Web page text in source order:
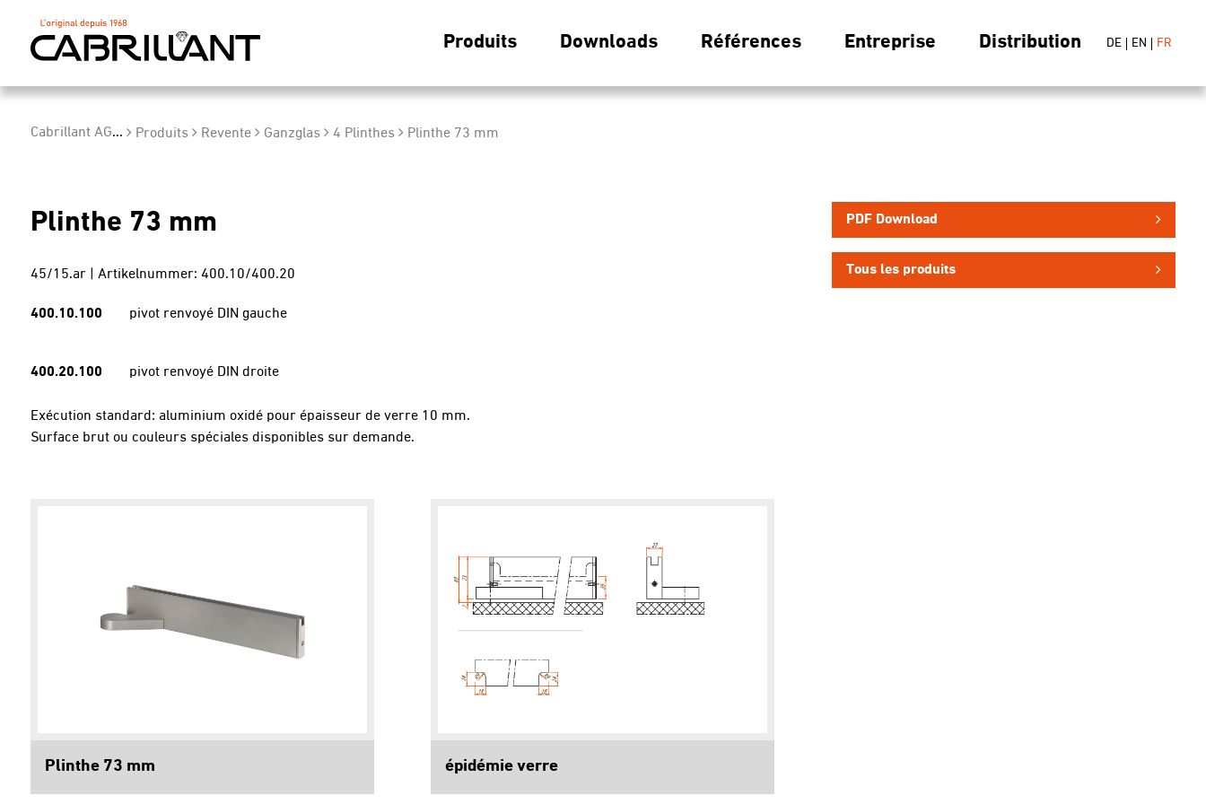
Produits Downloads Références Entreprise Distribution DE EN FR
Cabrillant AG... Produits Revente Ganzglas 4 Plinthes Plinthe 73 mm
Plinthe 73 mm
45/15.ar | Artikelnummer: 400.10/400.20
400.10.100 pivot renvoyé DIN gauche
400.20.100 pivot renvoyé DIN droite
PDF Download
Tous les produits
Exécution standard: aluminium oxidé pour épaisseur de verre 10 mm.
Surface brut ou couleurs spéciales disponibles sur demande.
Plinthe 73 mm épidémie verre